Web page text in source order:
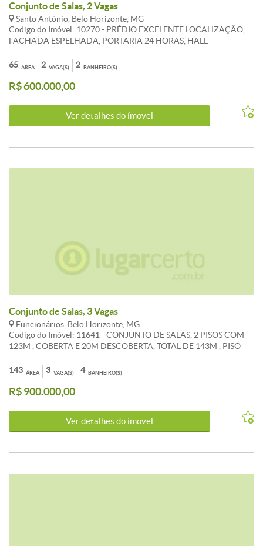
Conjunto de Salas, 2 Vagas
Santo Antônio, Belo Horizonte, MG
Codigo do Imóvel: 10270 - PRÉDIO EXCELENTE LOCALIZAÇÃO,
FACHADA ESPELHADA, PORTARIA 24 HORAS, HALL
SEGURANÇA, 2 VAGAS PARALELAS. CONJUNTO DE SALA C/65M
, 2 BANHEIROS, SISTEMA PARA AR CONDICIONADO.
ÁREA
65 VAGA(S)
2 BANHEIRO(S)
2
R$ 600.000,00
Ver detalhes do ímovel
Conjunto de Salas, 3 Vagas
Funcionários, Belo Horizonte, MG
Codigo do Imóvel: 11641 - CONJUNTO DE SALAS, 2 PISOS COM
123M , COBERTA E 20M DESCOBERTA, TOTAL DE 143M , PISO
ÁREA
143 VAGA(S)
3 BANHEIRO(S)
4
R$ 900.000,00
Ver detalhes do ímovel